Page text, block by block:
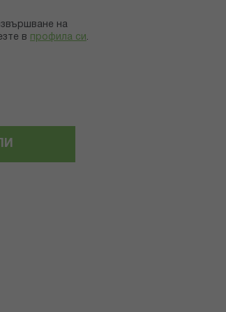
на
в профила си .